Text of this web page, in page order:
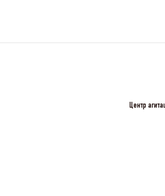
Центр